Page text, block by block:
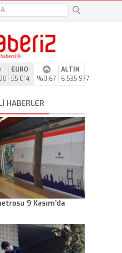
EURO
55,014
%0,67
ALTIN
6.535,977
HABERLER
9 Kasım’da